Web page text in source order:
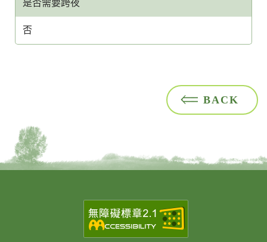
是否需要跨夜
否
BACK